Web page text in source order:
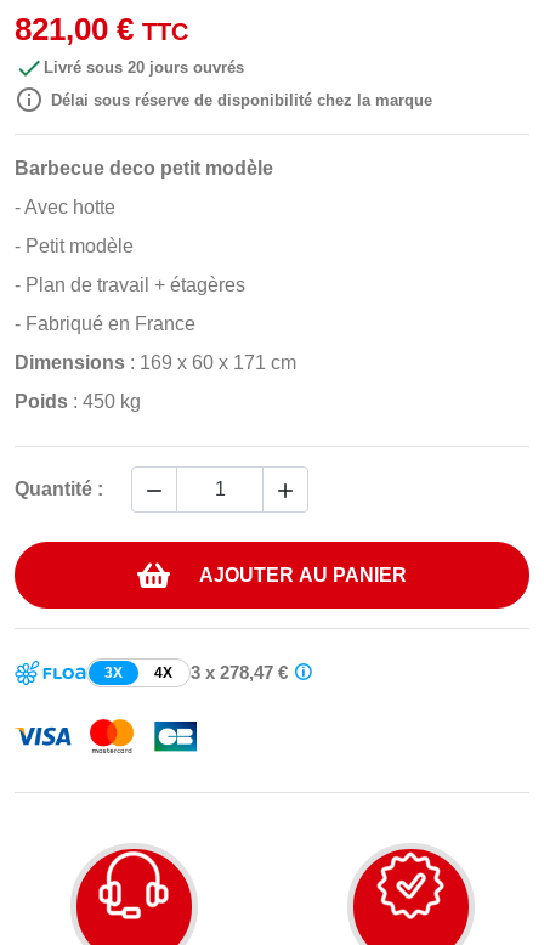
821,00 € TTC
 Livré sous 20 jours ouvrés
 Délai sous réserve de disponibilité chez la marque
Barbecue deco petit modèle
-Avec hotte
- Petit modèle
- Plan de travail + étagères
- Fabriqué en France
Dimensions : 169 x 60 x 171 cm
Poids : 450 kg
Quantité :  
AJOUTER AU PANIER
3X 4X 3 x 278,47 €